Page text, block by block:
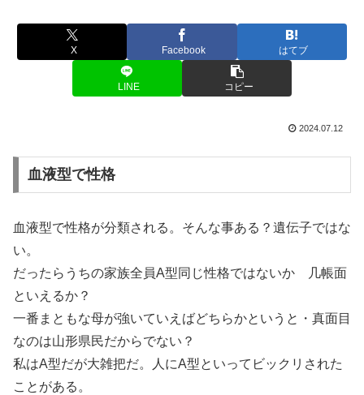
X Facebook はてブ
LINE コピー
2024.07.12
血液型で性格
血液型で性格が分類される。そんな事ある？遺伝子ではな
い。
だったらうちの家族全員A型同じ性格ではないか 几帳面
といえるか？
一番まともな母が強いていえばどちらかというと・真面目
なのは山形県民だからでない？
私はA型だが大雑把だ。人にA型といってビックリされた
ことがある。